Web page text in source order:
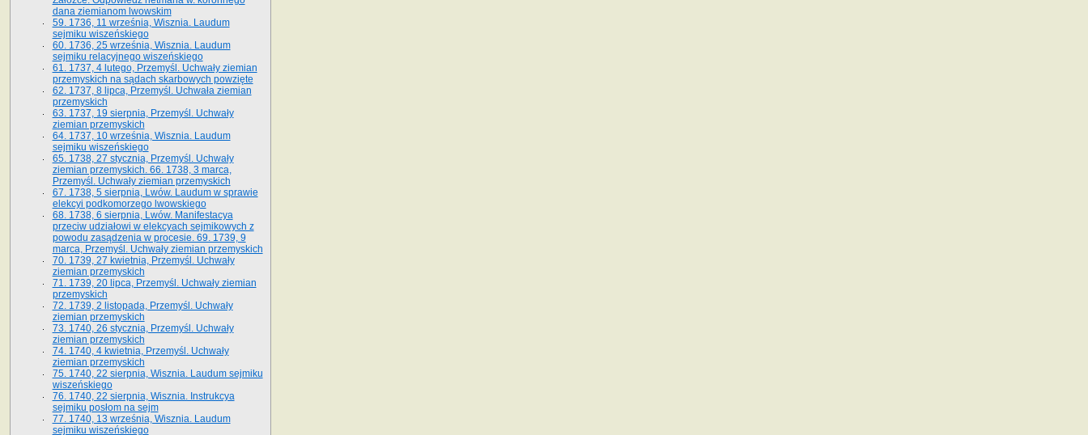
dana ziemianom lwowskim
59. 1736, 11 września, Wisznia. Laudum
sejmiku wiszeńskiego
60. 1736, 25 września, Wisznia. Laudum
sejmiku relacyjnego wiszeńskiego
61. 1737, 4 lutego, Przemyśl. Uchwały ziemian
przemyskich na sądach skarbowych powzięte
62. 1737, 8 lipca, Przemyśl. Uchwała ziemian
przemyskich
63. 1737, 19 sierpnia, Przemyśl. Uchwały
ziemian przemyskich
64. 1737, 10 września, Wisznia. Laudum
sejmiku wiszeńskiego
65. 1738, 27 stycznia, Przemyśl. Uchwały
ziemian przemyskich­­. 66. 1738, 3 marca,
Przemyśl. Uchwały ziemian przemyskich­
67. 1738, 5 sierpnia, Lwów. Laudum w sprawie
elekcyi podkomorzego lwowskiego
68. 1738, 6 sierpnia, Lwów. Manifestacya
przeciw udziałowi w elekcyach sejmikowych z
powodu zasądzenia w procesie. 69. 1739, 9
marca, Przemyśl. Uchwały ziemian przemyskich
70. 1739, 27 kwietnia, Przemyśl. Uchwały
ziemian przemyskich
71. 1739, 20 lipca, Przemyśl. Uchwały ziemian
przemyskich
72. 1739, 2 listopada, Przemyśl. Uchwały
ziemian przemyskich
73. 1740, 26 stycznia, Przemyśl. Uchwały
ziemian przemyskich
74. 1740, 4 kwietnia, Przemyśl. Uchwały
ziemian przemyskich
75. 1740, 22 sierpnia, Wisznia. Laudum sejmiku
wiszeńskiego
76. 1740, 22 sierpnia, Wisznia. Instrukcya
sejmiku posłom na sejm
77. 1740, 13 września, Wisznia. Laudum
sejmiku wiszeńskiego